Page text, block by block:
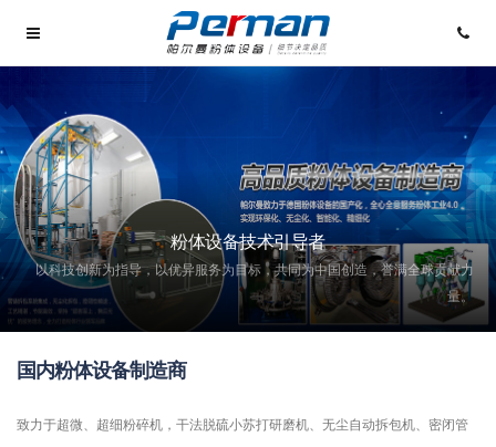
粉体设备技术引导者
以科技创新为指导，以优异服务为目标，共同为中国创造，誉满全球贡献力
量。
国内粉体设备制造商
致力于超微、超细粉碎机，干法脱硫小苏打研磨机、无尘自动拆包机、密闭管